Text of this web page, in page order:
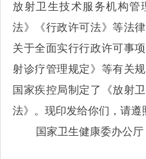
放射卫生技术服务机构管
法》《行政许可法》等法
关于全面实行行政许可事
射诊疗管理规定》等有关
国家疾控局制定了《放射
法》。现印发给你们，请遵
国家卫生健康委办公